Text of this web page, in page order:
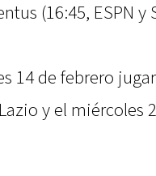
(16:45, ESPN y
14 de febrero
y el miércoles